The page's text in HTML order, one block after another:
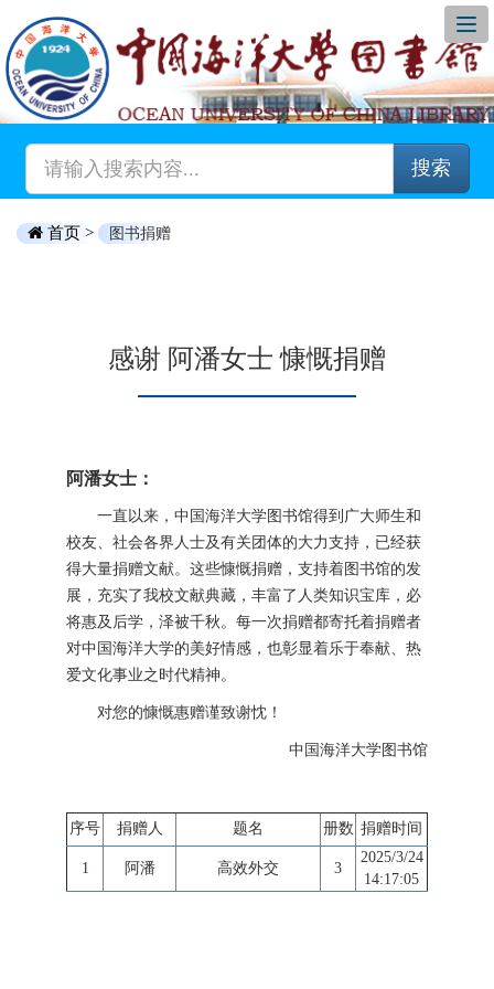
搜索
首页 > 图书捐赠
感谢 阿潘女士 慷慨捐赠
阿潘女士：
一直以来，中国海洋大学图书馆得到广大师生和
校友、社会各界人士及有关团体的大力支持，已经获
得大量捐赠文献。这些慷慨捐赠，支持着图书馆的发
展，充实了我校文献典藏，丰富了人类知识宝库，必
将惠及后学，泽被千秋。每一次捐赠都寄托着捐赠者
对中国海洋大学的美好情感，也彰显着乐于奉献、热
爱文化事业之时代精神。
对您的慷慨惠赠谨致谢忱！
中国海洋大学图书馆
序号 捐赠人 题名 册数 捐赠时间
1 阿潘 高效外交 3
2025/3/24
14:17:05